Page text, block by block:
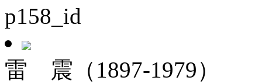
p158_id
雷 震（1897-1979）